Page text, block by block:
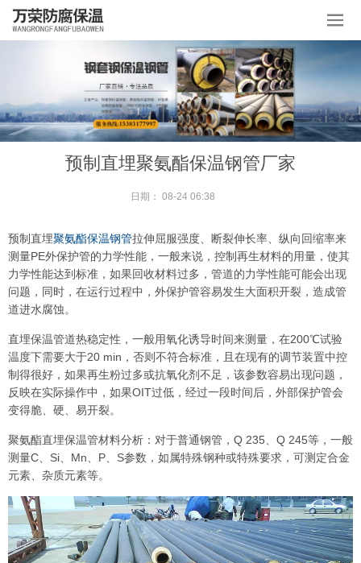
预制直埋聚氨酯保温钢管厂家
日期： 08-24 06:38
预制直埋聚氨酯保温钢管拉伸屈服强度、断裂伸长率、纵向回缩率来
测量PE外保护管的力学性能，一般来说，控制再生材料的用量，使其
力学性能达到标准，如果回收材料过多，管道的力学性能可能会出现
问题，同时，在运行过程中，外保护管容易发生大面积开裂，造成管
道进水腐蚀。
直埋保温管道热稳定性，一般用氧化诱导时间来测量，在200℃试验
温度下需要大于20 min，否则不符合标准，且在现有的调节装置中控
制得很好，如果再生粉过多或抗氧化剂不足，该参数容易出现问题，
反映在实际操作中，如果OIT过低，经过一段时间后，外部保护管会
变得脆、硬、易开裂。
聚氨酯直埋保温管材料分析：对于普通钢管，Q 235、Q 245等，一般
测量C、Si、Mn、P、S参数，如属特殊钢种或特殊要求，可测定合金
元素、杂质元素等。